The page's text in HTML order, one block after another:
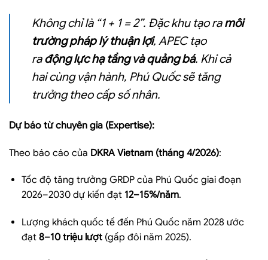
Không chỉ là “1 + 1 = 2”. Đặc khu tạo ramôi
trường pháp lý thuận lợi, APEC tạo
rađộng lực hạ tầng và quảng bá. Khi cả
hai cùng vận hành, Phú Quốc sẽ tăng
trưởng theo cấp số nhân.
Dự báo từ chuyên gia (Expertise):
Theo báo cáo của DKRA Vietnam (tháng 4/2026):
Tốc độ tăng trưởng GRDP của Phú Quốc giai đoạn
2026–2030 dự kiến đạt 12–15%/năm.
Lượng khách quốc tế đến Phú Quốc năm 2028 ước
đạt 8–10 triệu lượt(gấp đôi năm 2025).